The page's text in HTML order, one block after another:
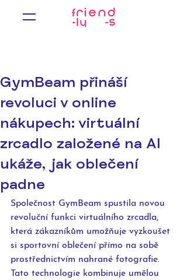
GymBeam přináší
revoluci v online
nákupech: virtuální
zrcadlo založené na AI
ukáže, jak oblečení
padne
Společnost GymBeam spustila novou
revoluční funkci virtuálního zrcadla,
která zákazníkům umožňuje vyzkoušet
si sportovní oblečení přímo na sobě
prostřednictvím nahrané fotografie.
Tato technologie kombinuje umělou